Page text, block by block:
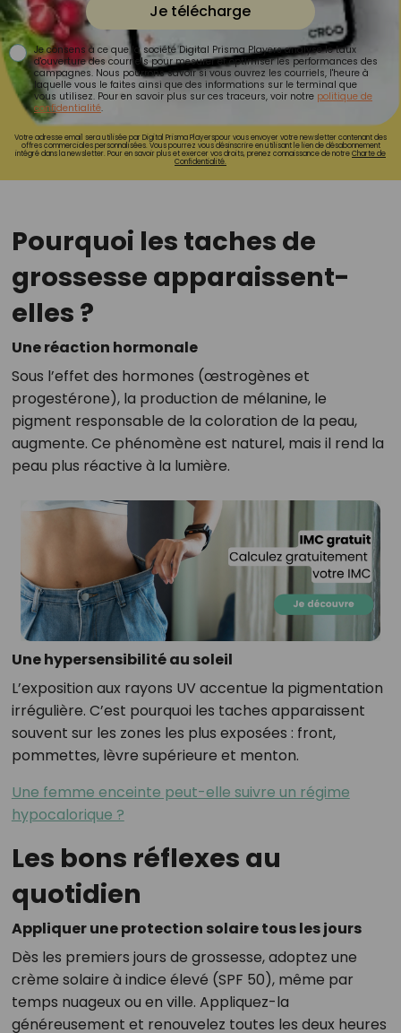
Je télécharge
Je consens à ce que la société Digital Prisma Players analyse le taux
d'ouverture des courriels pour mesurer et optimiser les performances des
campagnes. Nous pourrons savoir si vous ouvrez les courriels, l'heure à
laquelle vous le faites ainsi que des informations sur le terminal que
vous utilisez. Pour en savoir plus sur ces traceurs, voir notre politique de
confidentialité.
Votre adresse email sera utilisée par Digital Prisma Playerspour vous envoyer votre newsletter contenant des
offres commerciales personnalisées. Vous pourrez vous désinscrire en utilisant le lien de désabonnement
intégré dans la newsletter. Pour en savoir plus et exercer vos droits, prenez connaissance de notreCharte de
Confidentialité.
Pourquoi les taches de
grossesse apparaissent-
elles ?
Une réaction hormonale
Sous l’effet des hormones (œstrogènes et
progestérone), la production de mélanine, le
pigment responsable de la coloration de la peau,
augmente. Ce phénomène est naturel, mais il rend la
peau plus réactive à la lumière.
Une hypersensibilité au soleil
L’exposition aux rayons UV accentue la pigmentation
irrégulière. C’est pourquoi les taches apparaissent
souvent sur les zones les plus exposées : front,
pommettes, lèvre supérieure et menton.
Une femme enceinte peut-elle suivre un régime
hypocalorique ?
Les bons réflexes au
quotidien
Appliquer une protection solaire tous les jours
Dès les premiers jours de grossesse, adoptez une
crème solaire à indice élevé (SPF 50), même par
temps nuageux ou en ville. Appliquez-la
généreusement et renouvelez toutes les deux heures